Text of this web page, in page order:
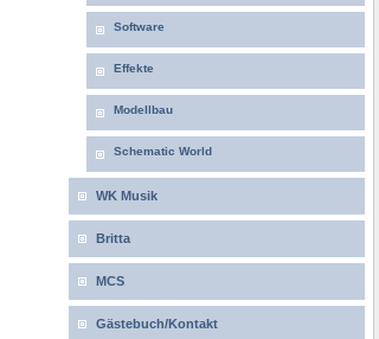
Software
Effekte
Modellbau
Schematic World
WK Musik
Britta
MCS
Gästebuch/Kontakt